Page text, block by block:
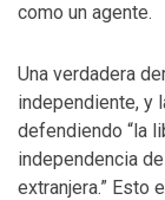
como un agente.
Una verdadera
independiente, y
defendiendo “la
independencia
extranjera.” Esto